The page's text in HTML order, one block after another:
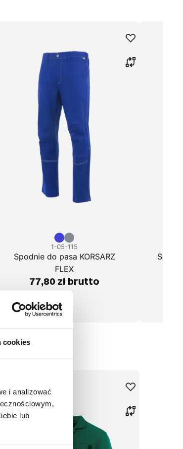
cookies
i analizować
lub
1-05-115
Spodnie do pasa KORSARZ
FLEX
77,80 zł brutto